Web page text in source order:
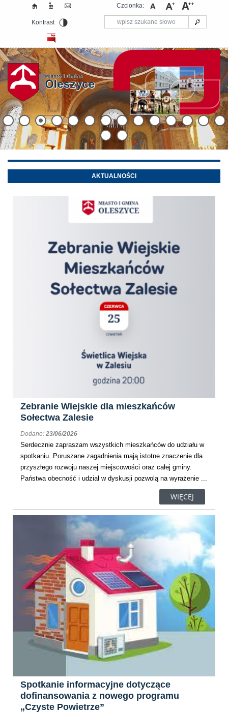
Czcionka:
Kontrast
AKTUALNOŚCI
Zebranie Wiejskie dla mieszkańców
Sołectwa Zalesie
Dodano: 23/06/2026
Serdecznie zapraszam wszystkich mieszkańców do udziału w
spotkaniu. Poruszane zagadnienia mają istotne znaczenie dla
przyszłego rozwoju naszej miejscowości oraz całej gminy.
Państwa obecność i udział w dyskusji pozwolą na wyrażenie ...
WIĘCEJ
Spotkanie informacyjne dotyczące
dofinansowania z nowego programu
„Czyste Powietrze”